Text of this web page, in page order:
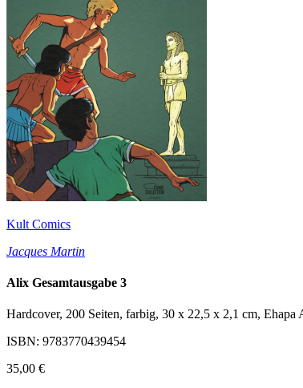
Kult Comics
Jacques Martin
Alix Gesamtausgabe 3
Hardcover, 200 Seiten, farbig, 30 x 22,5 x 2,1 cm, Ehapa
ISBN: 9783770439454
35,00 €